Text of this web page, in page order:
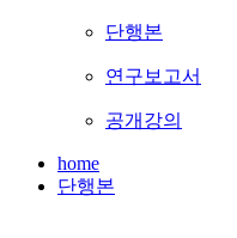
단행본
연구보고서
공개강의
home
단행본